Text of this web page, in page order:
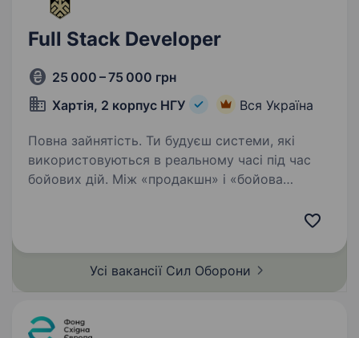
Full Stack Developer
25 000 – 75 000 грн
Хартія, 2 корпус НГУ
Вся Україна
Повна зайнятість. Ти будуєш системи, які
використовуються в реальному часі під час
бойових дій. Між «продакшн» і «бойова
Усі вакансії Сил Оборони